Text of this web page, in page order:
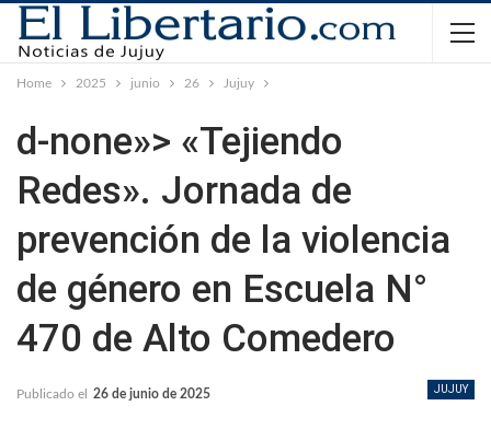
Home 2025 junio 26 Jujuy
d-none»> «Tejiendo
Redes». Jornada de
prevención de la violencia
de género en Escuela N°
470 de Alto Comedero
JUJUY
Publicado el 26 de junio de 2025